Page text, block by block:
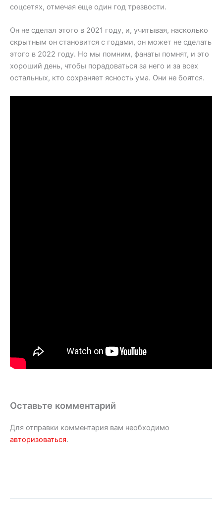
соцсетях, отмечая еще один год трезвости.
Он не сделал этого в 2021 году, и, учитывая, насколько
скрытным он становится с годами, он может не сделать
этого в 2022 году. Но мы помним, фанаты помнят, и это
хороший день, чтобы порадоваться за него и за всех
остальных, кто сохраняет ясность ума. Они не боятся.
Оставьте комментарий
Для отправки комментария вам необходимо
авторизоваться.